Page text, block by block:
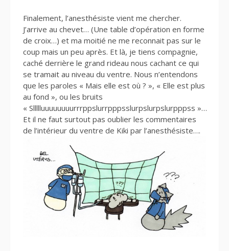
Finalement, l’anesthésiste vient me chercher.
J’arrive au chevet… (Une table d’opération en forme
de croix…) et ma moitié ne me reconnait pas sur le
coup mais un peu après. Et là, je tiens compagnie,
caché derrière le grand rideau nous cachant ce qui
se tramait au niveau du ventre. Nous n’entendons
que les paroles « Mais elle est où ? », « Elle est plus
au fond », ou les bruits
« Sllllluuuuuuuurrrppslurrpppsslurpslurpslurpppss »…
Et il ne faut surtout pas oublier les commentaires
de l’intérieur du ventre de Kiki par l’anesthésiste….